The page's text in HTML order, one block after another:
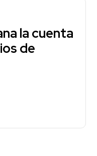
la cuenta
de